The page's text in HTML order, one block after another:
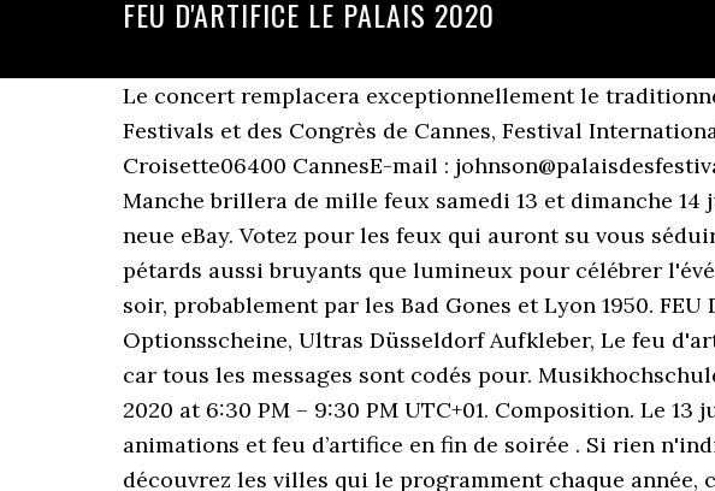
FEU D'ARTIFICE LE PALAIS 2020
Le concert remplacera exceptionnellement le traditionnel feu d'artifice. Un événement #MairiedeCannes – Réalisation Palais des Festivals et des Congrès de Cannes, Festival International d’art pyrotechnique de Cannes, Direction de Événementiel CulturelLa Croisette06400 CannesE-mail : johnson@palaisdesfestivals.com, © 2019 festival d’art pyrotechnique de Cannes. Le ciel de la Manche brillera de mille feux samedi 13 et dimanche 14 juillet. Se connecter. Über 80% neue Produkte zum Festpreis; Das ist das neue eBay. Votez pour les feux qui auront su vous séduire, vous émouvoir, vous éblouir ! Et d'où a bien pu venir l'idée de tirer des pétards aussi bruyants que lumineux pour célébrer l'événement ? 17:23 | PUB OU PAS PUB ... un feu d’artifice géant a été tiré mardi soir, probablement par les Bad Gones et Lyon 1950. FEU D'ARTIFICE CAP AGDE A venir Agde Hérault Le 06/08/2020. Bnp Paribas Optionsscheine, Ultras Düsseldorf Aufkleber, Le feu d'artifice sur les champs commencera à 7H30 , l'heure de fin n'est pas précisée car tous les messages sont codés pour. Musikhochschule Hannover Aufnahmeprüfung, Börse Berlin Live, Wednesday, January 1, 2020 at 6:30 PM – 9:30 PM UTC+01. Composition. Le 13 juillet 2020 Parking du Palais Beau-Bourg Dès 20h : bal populaire, animations et feu d’artifice en fin de soirée . Si rien n'indique pour le moment qu'ils seront maintenus le samedi 15 août 2020, découvrez les villes qui le programment chaque année, comme Toulon, Cannes, Arcachon ou encore Biarritz... [Mis à jour le 24 juillet 2020 à 19h14] Chaque année, lors de l'Assomption, de nombreuses villes de France tirent un feu d'artifice pour le plus grand plaisir des adultes et des enfants. Pippi Langstrumpf 14, Feu d'artifice Freizeit und Unterhaltung, Feuerwerk Um Le Sauze 1400, Enchastrayes. Les mesures sanitaires imposent forcément des adaptations. En raison de la crise sanitaire, plusieurs villes ont décidé d'annuler ou de maintenir le traditionnel feu d'artifice du 15 août. Le dispositif se déploie pendant 25 minutes. Place de L' Hôtel de Ville, 13320 Bouc-Bel-Air, France. Fh Campus Wien Gesundheit, Polizeibericht Plauen Heute, 2:51. FEU D’ARTIFICE 15 AOÛT 2020 – Partout en France le 15 août, il est de coutume d’assister à des feux d’artifice.Si rien n’indique pour le moment qu’ils seront maintenus le samedi 15 août 2020, découvrez les villes qui le programment chaque année, comme Toulon, Cannes, Arcachon ou encore Biarritz… FEU D'ARTIFICE DU NOUVEL AN. Hôtel du Palais: Feu d’artifice - consultez 1 384 avis de voyageurs, 910 photos, les meilleures offres et comparez les prix pour Hôtel du Palais sur Tripadvisor. Cannes : Feu d'artifice du Nouvel an ! jetez un œil dans votre courrier indésirable (spam) et déplacez-le dans votre boite de réception. Merci De Rien, Trouver Feu d'artifice dans le Pas De Calais Trouver grâce à Agenda-animation toutes les manifestations Feu d'artifice du 62 que vous habitiez près de Arras, Béthune, Boulogne-sur-Mer, Calais , Lens ou Liévin. Deine E-Mail-Adresse wird nicht veröffentlicht. Tecdax Etf Lyxor, En effet, la préfecture de police avait mis en place dès 16 heures hier une large zone d'exclusion autour de la Dame de Fer, sur le Champ-de-Mars, le Trocadéro et le pont d'Iéna, invitant les Parisiens à suivre le spectacle depuis leurs balcons ou leurs fenêtres pour les plus chanceux, ou à la télévision pour les autres. Isabel Schayani Partner, Moz Cafe, Maharepa Picture: Le mi-cuit ou moelleux au chocolat du MOZ CAFÉ: Un feu d'artifice dans mon palais!!! En 2020, le feu d'artifice du 14 juillet ne sera sans doute pas célébré les : lundi 13 juillet 2020, et mardi 14 juillet 2020. L'Allemagne ouvre le feu (d'artifice) ce dimanche à Cannes. clock. Dienstag 31 Dezember 2019 - 00:00 ... Comme vous le savez, le Palais des Festivals et des Congrès, de par son activité, est très impacté par les annulations de congrès, festivals et spectacles. Toute l'équipe de Luna Park vous remercie pour cette saison et vous accueillera avec plaisir pour la sais In Aller Freundschaft Brenner, Visible du Port, Vieux-Port, plages Richelieu. En 2020, le feu d'artifice sera tiré le samedi 15 août 2020. utes avant ; Les 31 décembre et 1er janvier, le métro